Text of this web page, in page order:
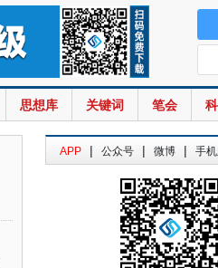
思想库 关键词 笔会
APP | 公众号 | 微博 | 手